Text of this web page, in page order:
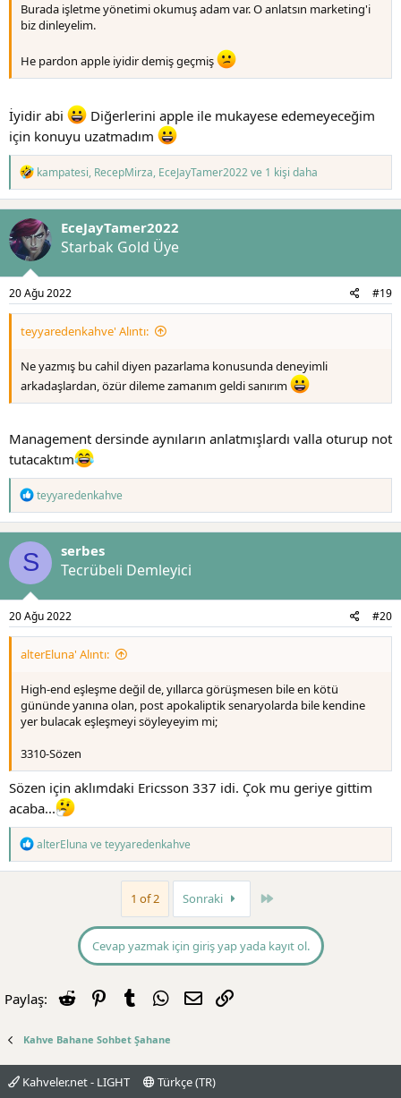
Burada işletme yönetimi okumuş adam var. O anlatsın marketing'i
biz dinleyelim.
He pardon apple iyidir demiş geçmiş
İyidir abi
Diğerlerini apple ile mukayese edemeyeceğim
için konuyu uzatmadım
T
p
k
i
l
e
r
:
kampatesi, RecepMirza, EceJayTamer2022ve 1 kişi daha
EceJayTamer2022
Starbak Gold Üye
20 Ağu 2022 #19
teyyaredenkahve' Alıntı:
Ne yazmış bu cahil diyen pazarlama konusunda deneyimli
arkadaşlardan, özür dileme zamanım geldi sanırım
Management dersinde aynıların anlatmışlardı valla oturup not
tutacaktım
T
p
k
i
l
e
r
:
teyyaredenkahve
S serbes
Tecrübeli Demleyici
20 Ağu 2022 #20
alterEluna' Alıntı:
High-end eşleşme değil de, yıllarca görüşmesen bile en kötü
gününde yanına olan, post apokaliptik senaryolarda bile kendine
yer bulacak eşleşmeyi söyleyeyim mi;
3310-Sözen
Sözen için aklımdaki Ericsson 337 idi. Çok mu geriye gittim
acaba...
T
p
alterEluna ve teyyaredenkahve
1 of 2 Sonraki
Cevap yazmak için giriş yap yada kayıt ol.
Paylaş: Reddit PinterestTumblrWhatsApp
E-posta
Kahve Bahane Sohbet Şahane
Kahveler.net - LIGHT Türkçe (TR)